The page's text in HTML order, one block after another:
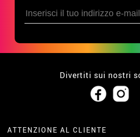
Divertiti sui nostri
ATTENZIONE AL CLIENTE